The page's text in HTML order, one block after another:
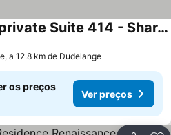
Henry's Appt with a private Suite 414 - Shared kitchen
a 12.8 km de Dudelange
os preços
Ver preços